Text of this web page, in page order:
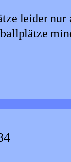
leider nur